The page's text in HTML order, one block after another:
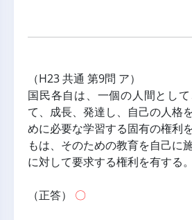
（H23 共通 第9問 ア）
国民各自は、一個の人間とし
て、成長、発達し、自己の人格
めに必要な学習する固有の権利
もは、そのための教育を自己に
に対して要求する権利を有する。
（正答） 〇